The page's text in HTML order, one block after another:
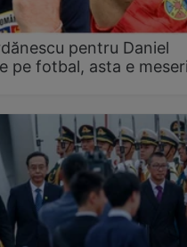
pentru Daniel
pe fotbal, asta e